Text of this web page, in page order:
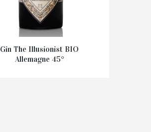
Gin The Illusionist BIO
Allemagne 45°